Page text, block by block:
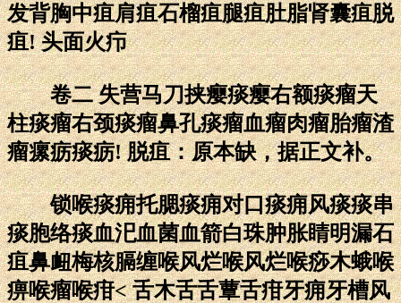
发背胸中疽肩疽石榴疽腿疽肚脂肾囊疽脱
疽! 头面火疖
卷二 失营马刀挟瘿痰瘿右额痰瘤天
柱痰瘤右颈痰瘤鼻孔痰瘤血瘤肉瘤胎瘤渣
瘤瘰疬痰疬! 脱疽：原本缺，据正文补。
锁喉痰痈托腮痰痈对口痰痈风痰痰串
痰胞络痰血汜血菌血箭白珠肿胀睛明漏石
疽鼻衄梅核膈缠喉风烂喉风烂喉痧木蛾喉
痹喉瘤喉疳< 舌木舌舌蕈舌疳牙痈牙槽风